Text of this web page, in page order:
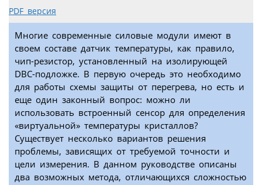
PDF версия
Многие современные силовые модули имеют в
своем составе датчик температуры, как правило,
чип-резистор, установленный на изолирующей
DBC-подложке. В первую очередь это необходимо
для работы схемы защиты от перегрева, но есть и
еще один законный вопрос: можно ли
использовать встроенный сенсор для определения
«виртуальной» температуры кристаллов?
Существует несколько вариантов решения
проблемы, зависящих от требуемой точности и
цели измерения. В данном руководстве описаны
два возможных метода, отличающихся сложностью